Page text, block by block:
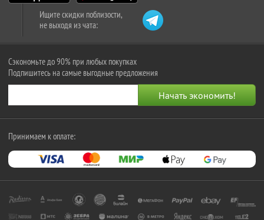
Ищите скидки поблизости,
не выходя из чата:
Сэкономьте до 90% при любых покупках
Подпишитесь на самые выгодные предложения
Принимаем к оплате: